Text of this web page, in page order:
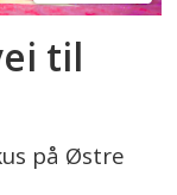
til
på Østre